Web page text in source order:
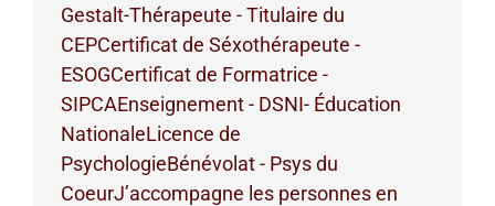
Gestalt-Thérapeute - Titulaire du
CEPCertificat de Séxothérapeute -
ESOGCertificat de Formatrice -
SIPCAEnseignement - DSNI- Éducation
NationaleLicence de
PsychologieBénévolat - Psys du
CoeurJ’accompagne les personnes en